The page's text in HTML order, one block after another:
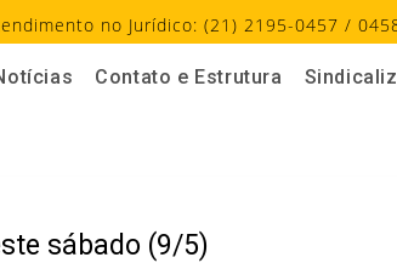
no Jurídico: (21) 2195-0457 /
Contato e Estrutura
sábado (9/5)